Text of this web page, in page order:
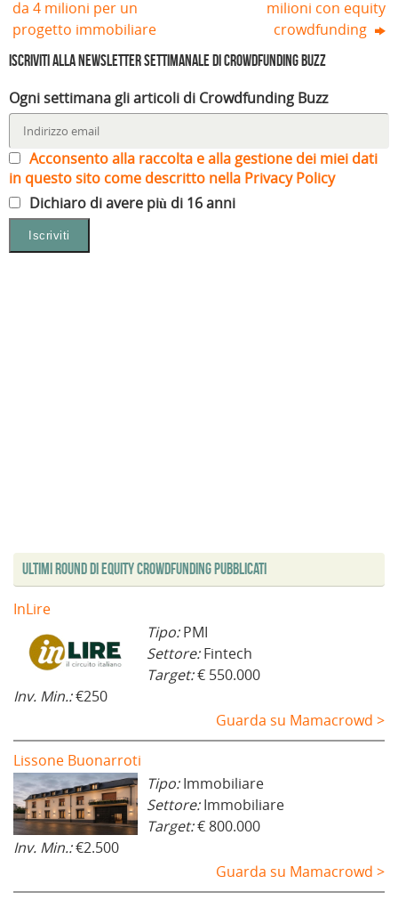
da 4 milioni per un
progetto immobiliare
milioni con equity
crowdfunding
Iscriviti alla Newsletter settimanale di Crowdfunding Buzz
Ogni settimana gli articoli di Crowdfunding Buzz
Acconsento alla raccolta e alla gestione dei miei dati
in questo sito come descritto nella Privacy Policy
Dichiaro di avere più di 16 anni
Ultimi Round di Equity Crowdfunding Pubblicati
InLire
Tipo:PMI
Settore:Fintech
Target:€ 550.000
Inv. Min.:€250
Guarda su Mamacrowd >
Lissone Buonarroti
Tipo:Immobiliare
Settore:Immobiliare
Target:€ 800.000
Inv. Min.:€2.500
Guarda su Mamacrowd >